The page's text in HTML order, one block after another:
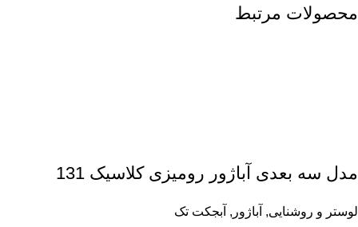
محصولات مرتبط
مدل سه بعدی آباژور رومیزی کلاسیک 131
لوستر و روشنایی, آباژور , آبجکت تک